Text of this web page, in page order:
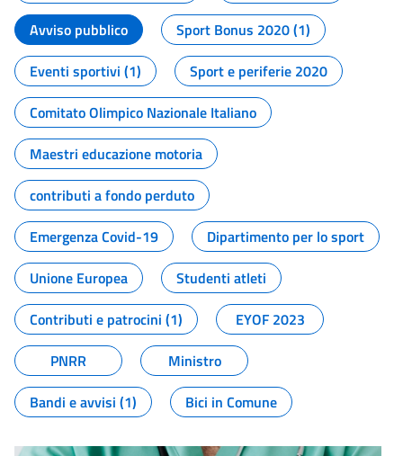
Avviso pubblico
Sport Bonus 2020 (1)
Eventi sportivi (1)
Sport e periferie 2020
Comitato Olimpico Nazionale Italiano
Maestri educazione motoria
contributi a fondo perduto
Emergenza Covid-19
Dipartimento per lo sport
Unione Europea
Studenti atleti
Contributi e patrocini (1)
EYOF 2023
PNRR
Ministro
Bandi e avvisi (1)
Bici in Comune